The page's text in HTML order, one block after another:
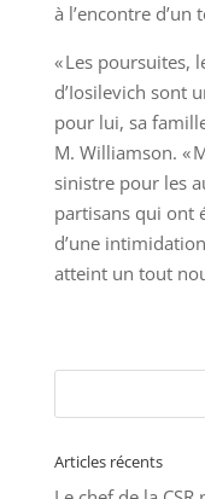
à l’encontre d’un
« Les poursuites,
d’Iosilevich sont
pour lui, sa
M. Williamson. «
sinistre pour les
partisans qui ont
d’une
atteint un tout
Articles récents